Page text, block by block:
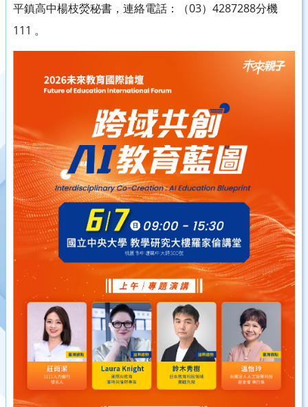
平鎮高中楊枝熒秘書，連絡電話：（03）4287288分機
111 。